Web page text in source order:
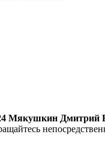
Мякушкин Дмитрий